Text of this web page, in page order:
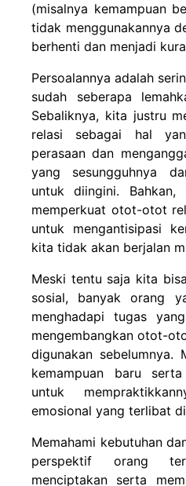
(misalnya kemampuan
tidak menggunakannya
berhenti dan menjadi
Persoalannya adalah
sudah seberapa
Sebaliknya, kita justru
relasi sebagai hal
perasaan dan
yang sesungguhnya
untuk diingini.
memperkuat otot-otot
untuk mengantisipasi
kita tidak akan berjalan
Meski tentu saja kita
sosial, banyak orang
menghadapi tugas
mengembangkan otot-
digunakan sebelumnya.
kemampuan baru
untuk
emosional yang terlibat
Memahami kebutuhan
perspektif orang
menciptakan serta